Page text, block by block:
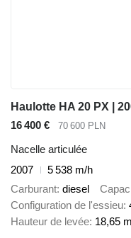
Haulotte HA 20 PX |
16 400 €
70 600 PLN
Nacelle articulée
2007
5 538 m/h
Carburant diesel
Configuration de l'essieu
Hauteur de levée 18,65 m